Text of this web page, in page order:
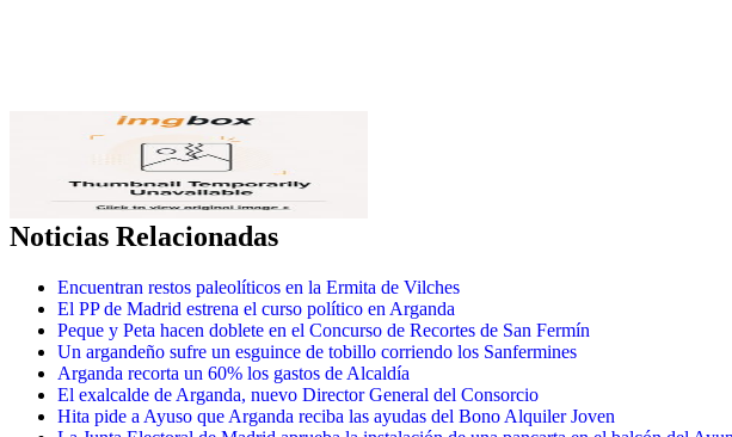
Noticias Relacionadas
Encuentran restos paleolíticos en la Ermita de Vilches
El PP de Madrid estrena el curso político en Arganda
Peque y Peta hacen doblete en el Concurso de Recortes de San Fermín
Un argandeño sufre un esguince de tobillo corriendo los Sanfermines
Arganda recorta un 60% los gastos de Alcaldía
El exalcalde de Arganda, nuevo Director General del Consorcio
Hita pide a Ayuso que Arganda reciba las ayudas del Bono Alquiler Joven